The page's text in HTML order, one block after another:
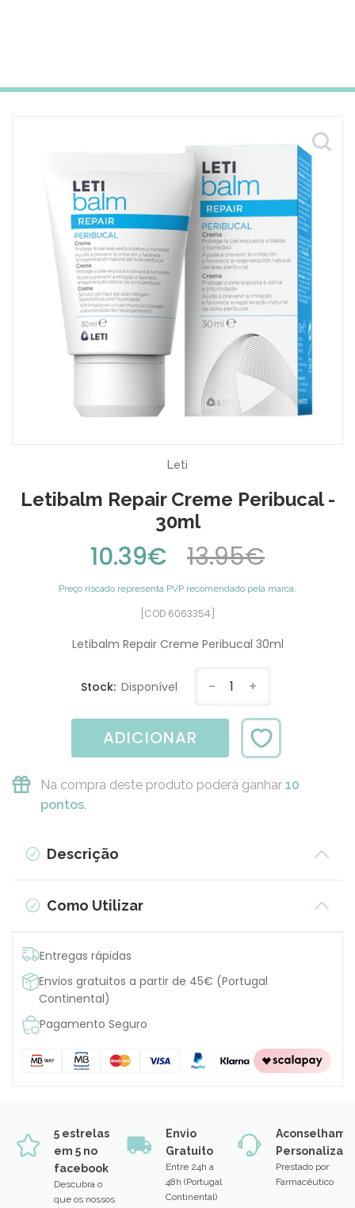
Leti
Letibalm Repair Creme Peribucal -
30ml
10.39€ 13.95€
Preço riscado representa PVP recomendado pela marca.
[COD 6063354]
Letibalm Repair Creme Peribucal 30ml
Stock: Disponível - 1 +
ADICIONAR
Na compra deste produto poderá ganhar 10
pontos.
Descrição
Como Utilizar
Entregas rápidas
Envios gratuitos a partir de 45€ (Portugal
Continental)
Pagamento Seguro
5 estrelas
em 5 no
facebook
Descubra o
que os nossos
Envio
Gratuito
Entre 24h a
48h (Portugal
Continental)
Prestado por
Farmacêutico